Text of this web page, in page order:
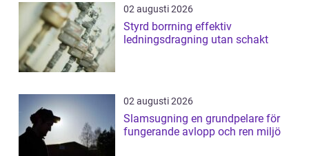
02 augusti 2026
Styrd borrning effektiv
ledningsdragning utan schakt
02 augusti 2026
Slamsugning en grundpelare för
fungerande avlopp och ren miljö